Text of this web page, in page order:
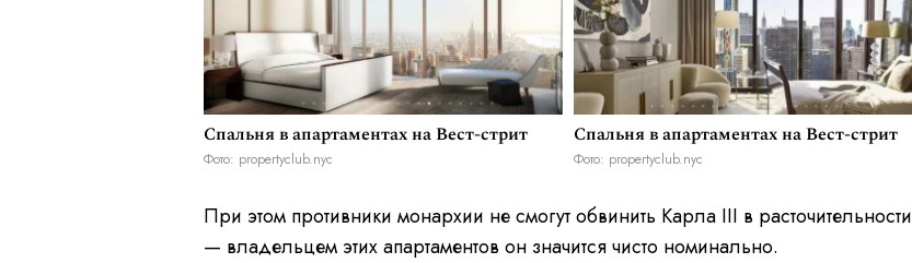
Спальня в апартаментах на Вест-стрит
Фото: propertyclub.nyc
Спальня в апартаментах на Вест-стрит
Фото: propertyclub.nyc
При этом противники монархии не смогут обвинить Карла III в расточительности
— владельцем этих апартаментов он значится чисто номинально.